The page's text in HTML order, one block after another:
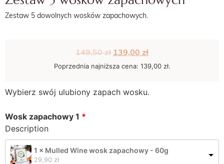
Zestaw 5 dowolnych wosków zapachowych.
149,50zł 139,00 zł
Poprzednia najniższa cena: 139,00 zł.
Wybierz swój ulubiony zapach wosku.
Wosk zapachowy 1
Description
1 × Mulled Wine wosk zapachowy - 60g
29,90 zł